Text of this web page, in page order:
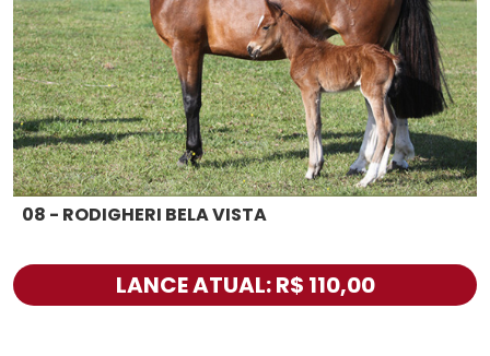
08 - RODIGHERI BELA VISTA
LANCE ATUAL: R$ 110,00